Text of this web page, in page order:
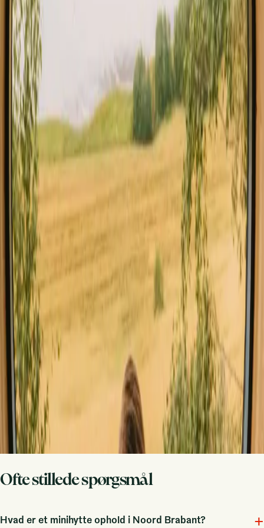
Når du planlægger dit ophold i Noord-Brabant, så overvej
transportmulighederne og tilgængeligheden af offentlig transport.
Vær opmærksom på lokale regler for naturoplevelser, og husk at
tage hensyn til miljøet. Det kan være en god idé at booke i god tid,
især i højsæsonen, og glem ikke at udforske de lokale madsteder for
autentiske smagsoplevelser.
Oplev minihytte ophold i Noord
Brabant året rundt
Hver sæson i Noord-Brabant byder på sine egne unikke oplevelser.
Forår bringer blomstrende landskaber og mildt vejr, mens sommeren
er ideel til udendørs aktiviteter som cykling og vandreture. Efteråret
byder på farverige blade og en roligere atmosfære, mens vinteren
kan være magisk med sne og stille omgivelser. Overvej, om du
ønsker at opleve livligheden om sommeren eller den fredfyldte
skønhed om efteråret.
Forår
Forår
Foråret i Noord-Brabant byder på temperaturer mellem 10-18 grader
og længere dage med sollys. Det er en fantastisk tid for vandreture
og cykling i den blomstrende natur. Husk at pakke let tøj og en
jakke til de køligere aftener, da det kan være en periode med
moderate mængder besøgende.
Del dit sted med nysgerrige gæster
Vær vært på dine egne præmisser. Sæt din sæson, dine regler, din
fortælling. Vi klarer resten.
Bliv vært
Få inspiration til dit næste naturophold
Vær først til at opdage unikke ophold, rejsehistorier og sæsonguides
Fornavn E-mail
Tilmeld dig
Ved tilmelding accepterer du, at vi må sende dig inspiration og
guider. Du kan altid afmelde dig. Læs voresprivatlivspolitik
Ofte stillede spørgsmål
Hvad er et minihytte ophold i Noord Brabant? +